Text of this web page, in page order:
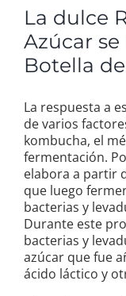
La dulce
Azúcar
Botella
La respuesta a
de varios
kombucha, el
fermentación.
elabora a partir
que luego
bacterias y
Durante este
bacterias y
azúcar que fue
ácido láctico y